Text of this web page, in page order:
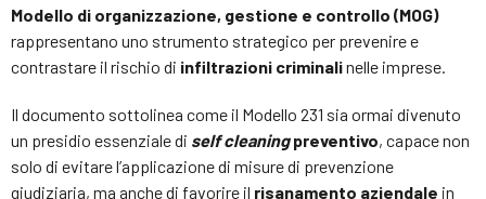
Modello di organizzazione, gestione e controllo (MOG)
rappresentano uno strumento strategico per prevenire e
contrastare il rischio di infiltrazioni criminalinelle imprese.
Il documento sottolinea come il Modello 231 sia ormai divenuto
un presidio essenziale di self cleaningpreventivo, capace non
solo di evitare l’applicazione di misure di prevenzione
giudiziaria, ma anche di favorire il risanamento aziendale in